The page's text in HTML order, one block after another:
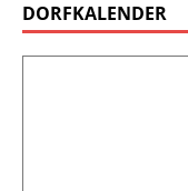
DORFKALENDER